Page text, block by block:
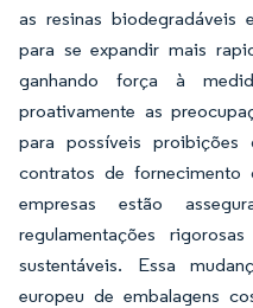
as resinas biodegradáveis
para se expandir mais
ganhando força à
proativamente as
para possíveis proibições
contratos de fornecimento
empresas estão
regulamentações
sustentáveis. Essa
europeu de embalagens